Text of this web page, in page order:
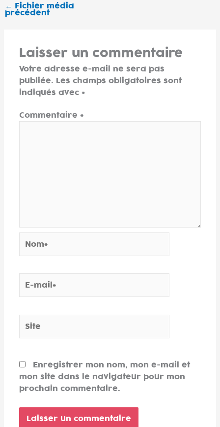
← Fichier média
précédent
Laisser un commentaire
Votre adresse e-mail ne sera pas
publiée. Les champs obligatoires sont
indiqués avec*
Commentaire*
mail*
Site
Enregistrer mon nom, mon e-mail et
mon site dans le navigateur pour mon
prochain commentaire.